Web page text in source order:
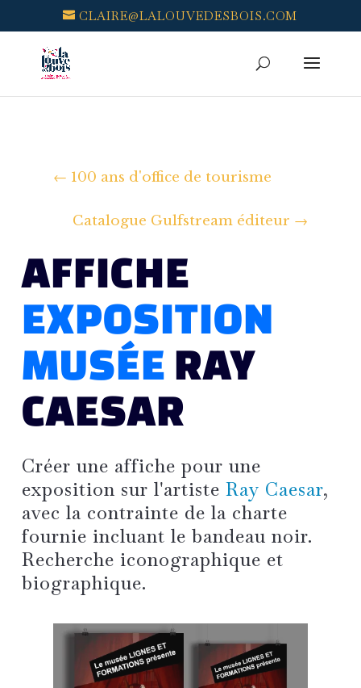
CLAIRE@LALOUVEDESBOIS.COM
← 100 ans d'office de tourisme
Catalogue Gulfstream éditeur →
AFFICHE
EXPOSITION
MUSÉE RAY
CAESAR
Créer une affiche pour une
exposition sur l'artiste Ray Caesar,
avec la contrainte de la charte
fournie incluant le bandeau noir.
Recherche iconographique et
biographique.